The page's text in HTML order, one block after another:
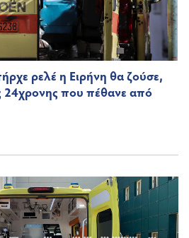
ρελέ η Ειρήνη θα ζούσε,
24χρονης που πέθανε από